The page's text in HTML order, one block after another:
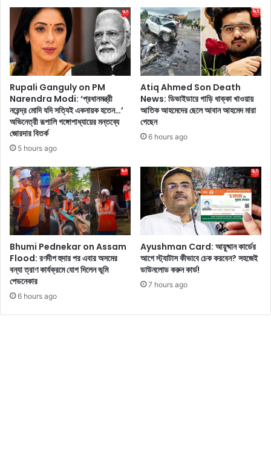
ক
দ্ধ
তি
টি
জে
নে
ঘ
র
শী
ত
ল
রু
ন
পু
কৃ
তি
শ্যা
ন
ন
ও
র
শ্মি
কা
ন্দা
না
অ
ভি
নী
ত
ছ
বি
টি
অ
গ্রি
Rupali Ganguly on PM
Narendra Modi: ‘প্রধানমন্ত্রী
নরেন্দ্র মোদি যদি সত্যিই একনায়ক হতেন…’
অভিনেত্রী রূপালি গঙ্গোপাধ্যায়ের মন্তব্যে
জোরদার বিতর্ক
5 hours ago
Atiq Ahmed Son Death
News: ডিভাইডারে গাড়ি ধাক্কা খাওয়ায়
আতিক আহমেদের ছেলে আবান আহমেদ মারা
গেছেন
6 hours ago
Bhumi Pednekar on Assam
Flood: রণদীপ হুদার পর এবার অসমের
বন্যা ত্রাণ কার্যক্রমে যোগ দিলেন ভূমি
পেডনেকার
6 hours ago
Ayushman Card: আয়ুষ্মান কার্ডের
আগে স্ট্যাটাস কীভাবে চেক করবেন? সহজেই
ডাউনলোড করুন কার্ড!
7 hours ago